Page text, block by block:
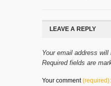
LEAVE A REPLY
Your email address will
Required fields are
Your comment(required):